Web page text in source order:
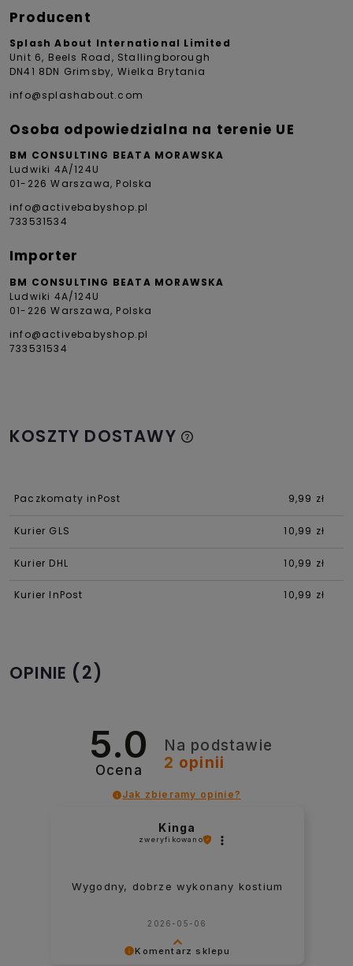
Producent
Splash About International Limited
Unit 6, Beels Road, Stallingborough
DN41 8DN Grimsby, Wielka Brytania
info@splashabout.com
Osoba odpowiedzialna na terenie UE
BM CONSULTING BEATA MORAWSKA
Ludwiki 4A/124U
01-226 Warszawa, Polska
info@activebabyshop.pl
733531534
Importer
BM CONSULTING BEATA MORAWSKA
Ludwiki 4A/124U
01-226 Warszawa, Polska
info@activebabyshop.pl
733531534
KOSZTY DOSTAWY
Paczkomaty inPost 9,99 zł
Kurier GLS 10,99 zł
Kurier DHL 10,99 zł
Kurier InPost 10,99 zł
OPINIE (2)
5.0
Ocena
Na podstawie
2 opinii
Jak zbieramy opinie?
Komentarz sklepu
zweryfikowano
mam żadnych zastrzeżeń.
2025-07-17